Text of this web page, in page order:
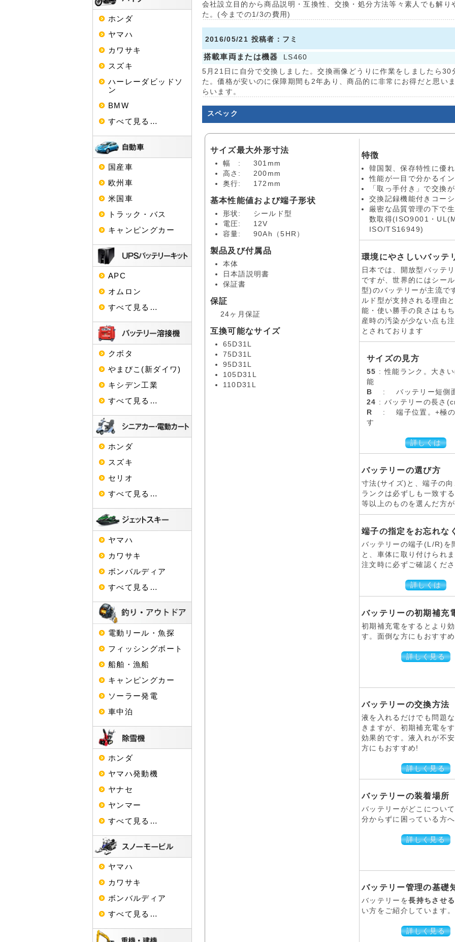
会社設立目的から商品説明・互換性、交換・処分方法等々素人でも解り
た。(今までの1/3の費用)
2016/05/21 投稿者：フミ
搭載車両または機器
LS460
5月21日に自分で交換しました。交換画像どうりに作業をしましたら30
た。価格が安いのに保障期間も2年あり、商品的に非常にお得だと思い
らいます。
スペック
サイズ最大外形寸法
幅 :
301mm
高さ:
200mm
奥行:
172mm
基本性能値および端子形状
形状:
シールド型
電圧:
12V
容量:
90Ah（5HR）
製品及び付属品
本体
日本語説明書
保証書
保証
24ヶ月保証
互換可能なサイズ
65D31L
75D31L
95D31L
105D31L
110D31L
特徴
韓国製、保存特性に優
性能が一目で分かるイ
「取っ手付き」で交換
交換記録機能付きコー
厳密な品質管理の下で
数取得(ISO9001・
ISO/TS16949)
環境にやさしいバッテ
日本では、開放型バッテ
ですが、世界的にはシー
型)のバッテリーが主流で
ルド型が支持される理由
能・使い勝手の良さはも
産時の汚染が少ない点も
とされております
サイズの見方
55 : 性能ランク。大き
能
B
: バッテリー短側
24 : バッテリーの長さ
R
: 端子位置。+極の
す
詳しくは
バッテリーの選び方
寸法(サイズ)と、端子の
ランクは必ずしも一致す
等以上のものを選んだ方
端子の指定をお忘れな
バッテリーの端子(L/R)を
と、車体に取り付けられ
注文時に必ずご確認くださ
詳しくは
バッテリーの初期補充
初期補充電をするとより
す。面倒な方にもおすす
詳しく見る
バッテリーの交換方法
液を入れるだけでも問題
きますが、初期補充電を
効果的です。液入れが不
方にもおすすめ!
詳しく見る
バッテリーの装着場所
バッテリーがどこについ
分からずに困っている方
詳しく見る
バッテリー管理の基礎
バッテリーを長持ちさせる
い方をご紹介しています
詳しく見る
ホンダ
ヤマハ
カワサキ
スズキ
ハーレーダビッドソ
ン
BMW
すべて見る…
国産車
欧州車
米国車
トラック・バス
キャンピングカー
APC
オムロン
すべて見る…
クボタ
やまびこ(新ダイワ)
キシデン工業
すべて見る…
ホンダ
スズキ
セリオ
すべて見る…
ヤマハ
カワサキ
ボンバルディア
すべて見る…
電動リール・魚探
フィッシングボート
船舶・漁船
キャンピングカー
ソーラー発電
車中泊
ホンダ
ヤマハ発動機
ヤナセ
ヤンマー
すべて見る…
ヤマハ
カワサキ
ボンバルディア
すべて見る…